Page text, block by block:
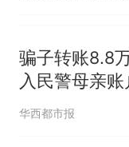
骗子转账8.8
入民警母亲账
华西都市报